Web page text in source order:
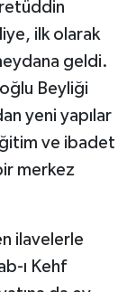
ilk olarak
geldi.
Beyliği
yeni yapılar
ve ibadet
merkez
ilavelerle
ı Kehf